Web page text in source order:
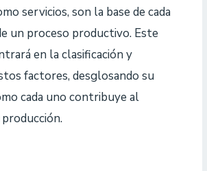
servicios, son la base de cada
un proceso productivo. Este
en la clasificación y
factores, desglosando su
cada uno contribuye al